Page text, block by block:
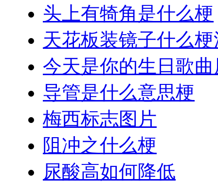
头上有犄角是什么梗
天花板装镜子什么
今天是你的生日歌
导管是什么意思梗
梅西标志图片
阻冲之什么梗
尿酸高如何降低